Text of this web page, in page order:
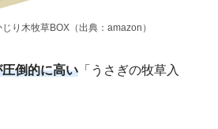
り木牧草BOX（出典：amazon）
倒的に高い 「うさぎの牧草入